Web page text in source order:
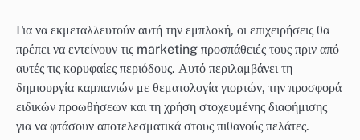
Για να εκμεταλλευτούν αυτή την εμπλοκή, οι επιχειρήσεις θα
πρέπει να εντείνουν τις marketing προσπάθειές τους πριν από
αυτές τις κορυφαίες περιόδους. Αυτό περιλαμβάνει τη
δημιουργία καμπανιών με θεματολογία γιορτών, την προσφορά
ειδικών προωθήσεων και τη χρήση στοχευμένης διαφήμισης
για να φτάσουν αποτελεσματικά στους πιθανούς πελάτες.